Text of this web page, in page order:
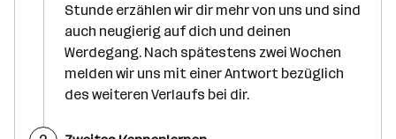
Stunde erzählen wir dir mehr von uns und sind
auch neugierig auf dich und deinen
Werdegang. Nach spätestens zwei Wochen
melden wir uns mit einer Antwort bezüglich
des weiteren Verlaufs bei dir.